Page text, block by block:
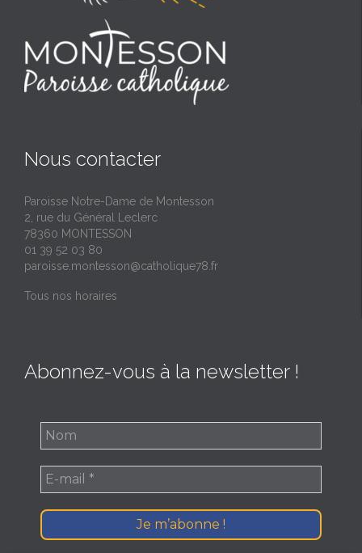
Nous contacter
Paroisse Notre-Dame de Montesson
2, rue du Général Leclerc
78360 MONTESSON
01 39 52 03 80
paroisse.montesson@catholique78.fr
Tous nos horaires
Abonnez-vous à la newsletter !